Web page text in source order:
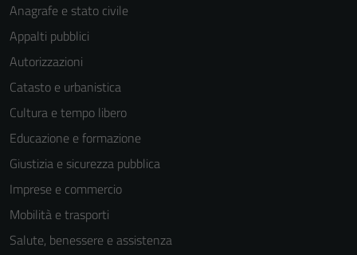
Anagrafe e stato civile
Appalti pubblici
Autorizzazioni
Catasto e urbanistica
Cultura e tempo libero
Educazione e formazione
Giustizia e sicurezza pubblica
Imprese e commercio
Mobilità e trasporti
Salute, benessere e assistenza